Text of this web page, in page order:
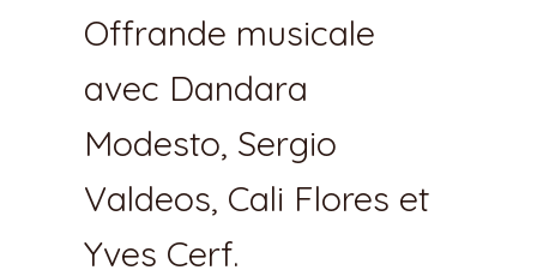
Offrande musicale
avec Dandara
Modesto, Sergio
Valdeos, Cali Flores et
Yves Cerf.